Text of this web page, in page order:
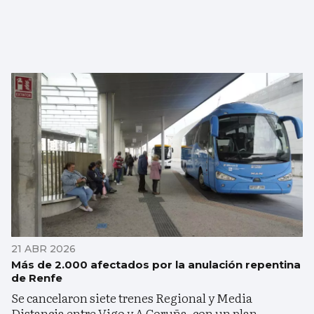
21 ABR 2026
Más de 2.000 afectados por la anulación repentina
de Renfe
Se cancelaron siete trenes Regional y Media